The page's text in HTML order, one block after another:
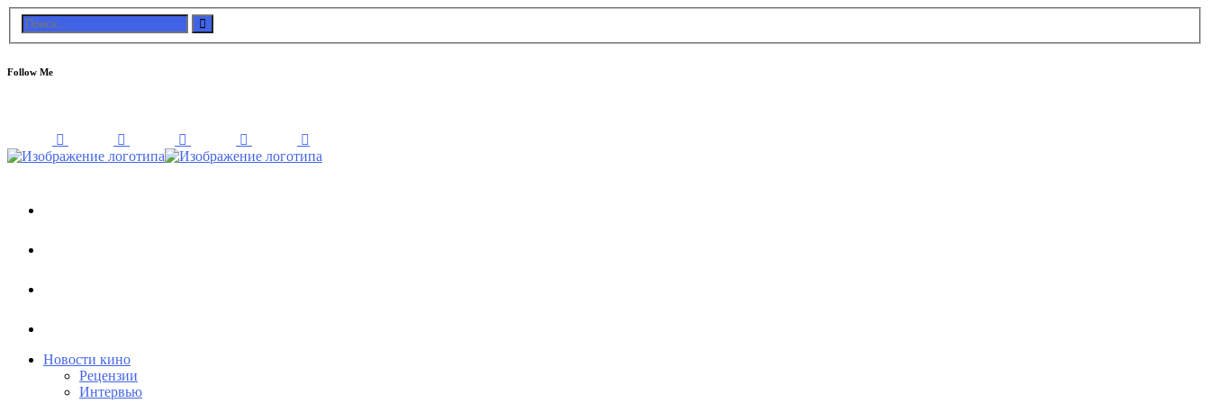
Follow Me
Новости кино
Рецензии
Интервью